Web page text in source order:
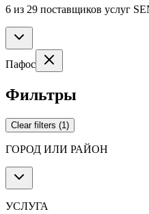
6 из 29 поставщиков услуг
Пафос
Фильтры
Clear filters (1)
ГОРОД ИЛИ РАЙОН
УСЛУГА